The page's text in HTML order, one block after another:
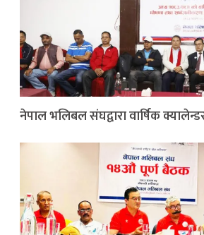
नेपाल भलिबल संघद्वारा वार्षिक